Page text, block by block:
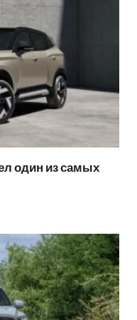
один из самых